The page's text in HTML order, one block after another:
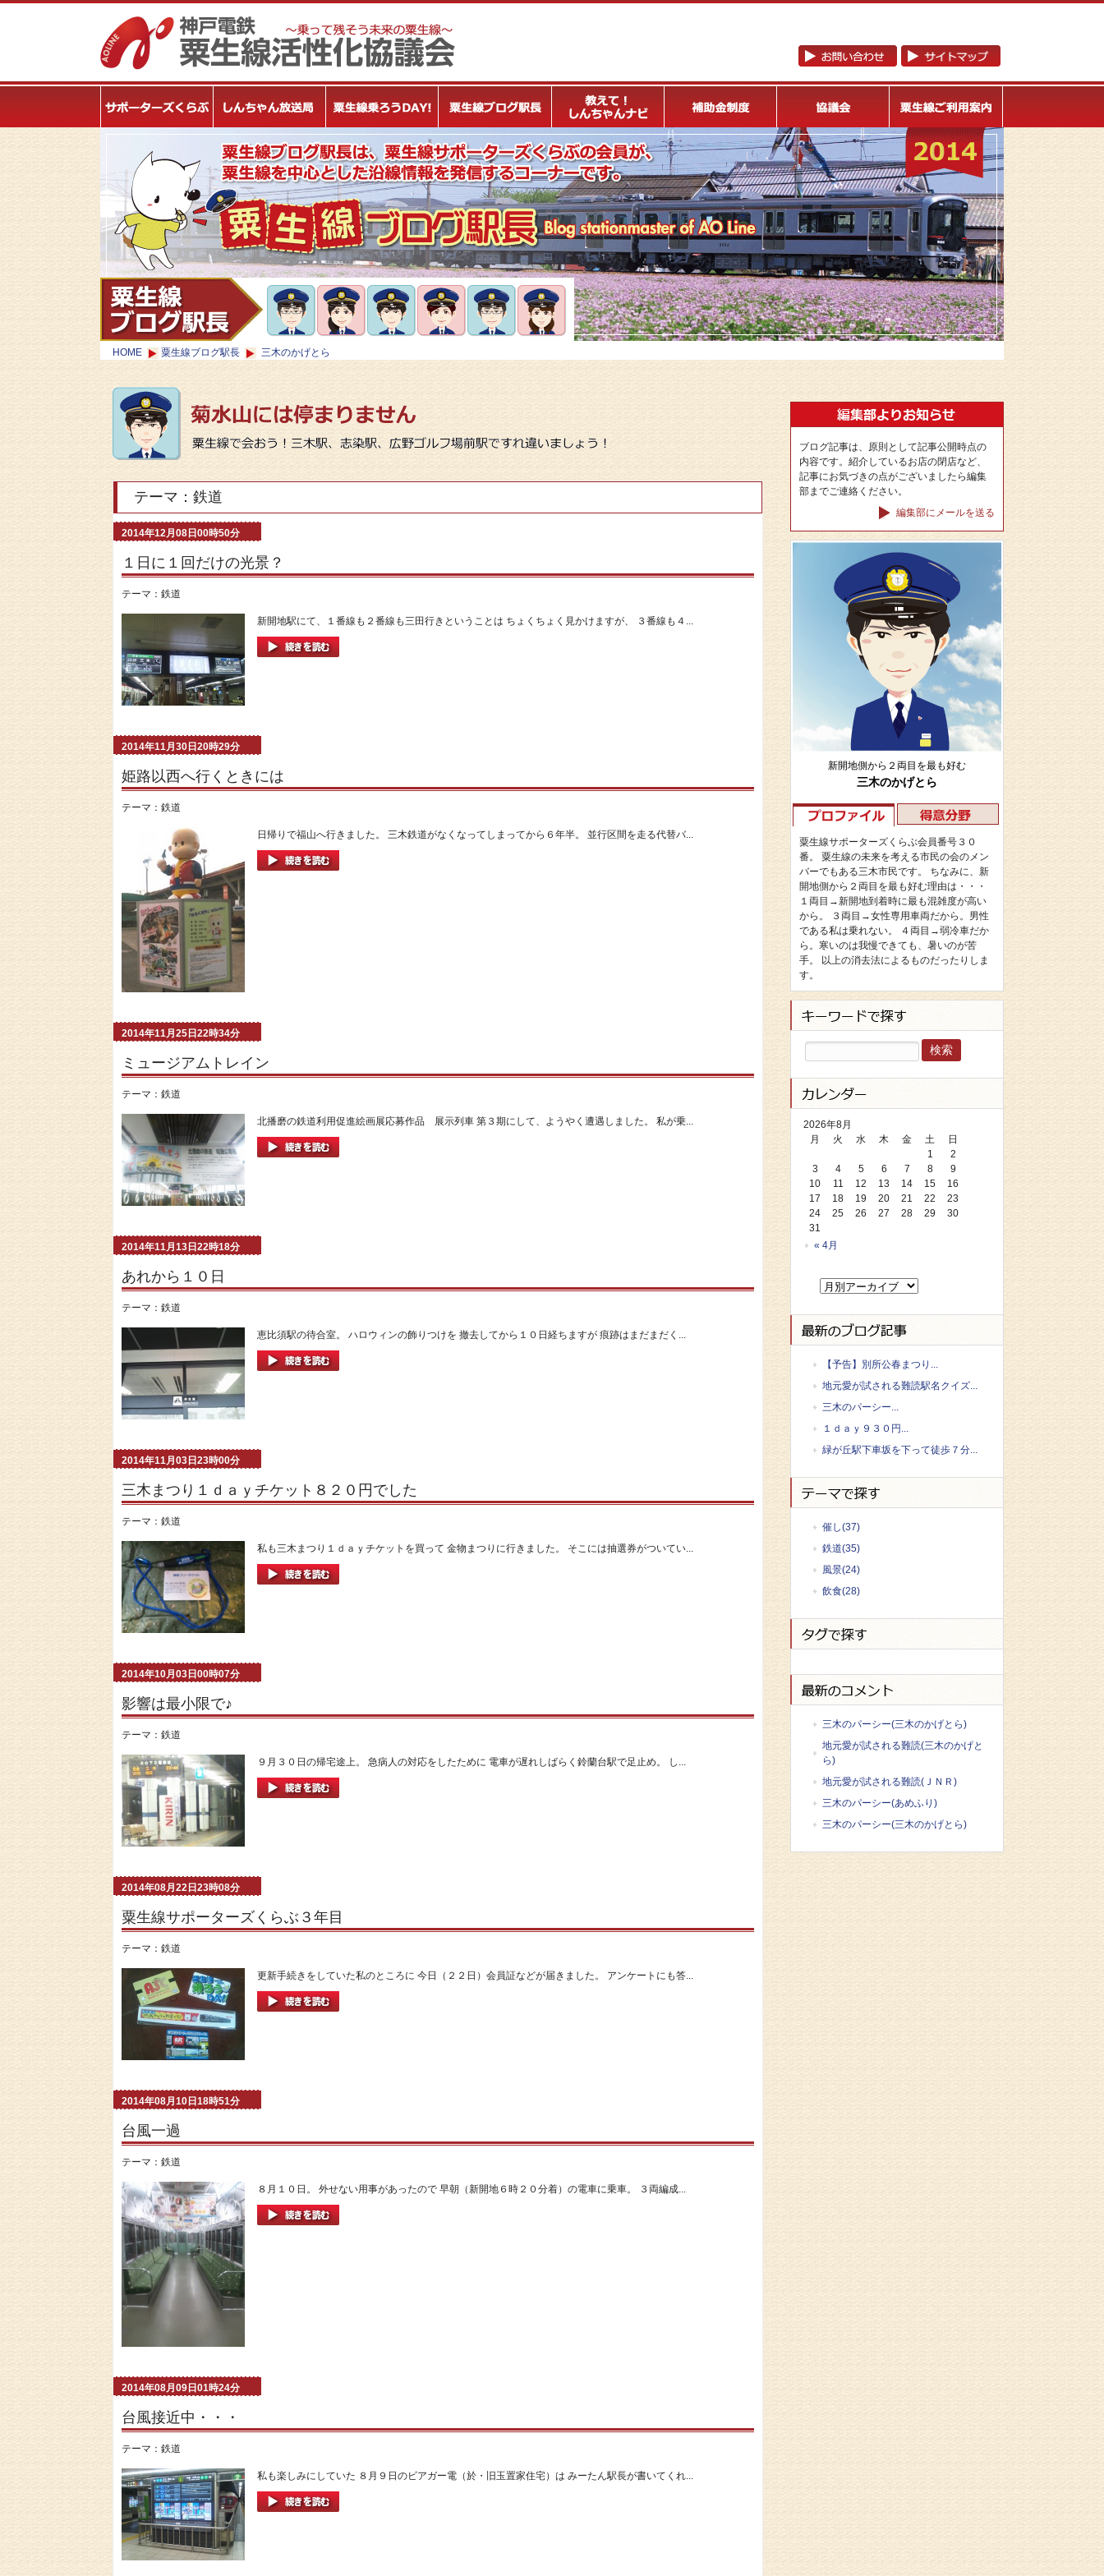
HOME 粟生線ブログ駅長 三木のかげとら
テーマ：鉄道
2014年12月08日00時50分
１日に１回だけの光景？
テーマ： 鉄道
新開地駅にて、１番線も２番線も三田行きということは ちょくちょく見かけますが、 ３番線も４...
2014年11月30日20時29分
姫路以西へ行くときには
テーマ： 鉄道
日帰りで福山へ行きました。 三木鉄道がなくなってしまってから６年半。 並行区間を走る代替バ...
2014年11月25日22時34分
ミュージアムトレイン
テーマ： 鉄道
北播磨の鉄道利用促進絵画展応募作品 展示列車 第３期にして、ようやく遭遇しました。 私が乗...
2014年11月13日22時18分
あれから１０日
テーマ： 鉄道
恵比須駅の待合室。 ハロウィンの飾りつけを 撤去してから１０日経ちますが 痕跡はまだまだく...
2014年11月03日23時00分
三木まつり１ｄａｙチケット８２０円でした
テーマ： 鉄道
私も三木まつり１ｄａｙチケットを買って 金物まつりに行きました。 そこには抽選券がついてい...
2014年10月03日00時07分
影響は最小限で♪
テーマ： 鉄道
９月３０日の帰宅途上。 急病人の対応をしたために 電車が遅れしばらく鈴蘭台駅で足止め。 し...
2014年08月22日23時08分
粟生線サポーターズくらぶ３年目
テーマ： 鉄道
更新手続きをしていた私のところに 今日（２２日）会員証などが届きました。 アンケートにも答...
2014年08月10日18時51分
台風一過
テーマ： 鉄道
８月１０日。 外せない用事があったので 早朝（新開地６時２０分着）の電車に乗車。 ３両編成...
2014年08月09日01時24分
台風接近中・・・
テーマ： 鉄道
私も楽しみにしていた ８月９日のビアガー電（於・旧玉置家住宅）は みーたん駅長が書いてくれ...
ブログ記事は、原則として記事公開時点の
内容です。紹介しているお店の閉店など、
記事にお気づきの点がございましたら編集
部までご連絡ください。
編集部にメールを送る
新開地側から２両目を最も好む
三木のかげとら
粟生線サポーターズくらぶ会員番号３０
番。 粟生線の未来を考える市民の会のメン
バーでもある三木市民です。 ちなみに、新
開地側から２両目を最も好む理由は・・・
１両目→新開地到着時に最も混雑度が高い
から。 ３両目→女性専用車両だから。男性
である私は乗れない。 ４両目→弱冷車だか
ら。寒いのは我慢できても、暑いのが苦
手。 以上の消去法によるものだったりしま
す。
検
索:
2026年8月
月
火 水 木 金 土
日
1
2
3
4 5 6 7 8
9
10
11 12 13 14 15
16
17
18 19 20 21 22
23
24
25 26 27 28 29
30
31
« 4月
【予告】別所公春まつり...
地元愛が試される難読駅名クイズ...
三木のパーシー...
１ｄａｙ９３０円...
緑が丘駅下車坂を下って徒歩７分...
催し(37)
鉄道(35)
風景(24)
飲食(28)
三木のパーシー(三木のかげとら)
地元愛が試される難読(三木のかげと
ら)
地元愛が試される難読(ＪＮＲ)
三木のパーシー(あめふり)
三木のパーシー(三木のかげとら)